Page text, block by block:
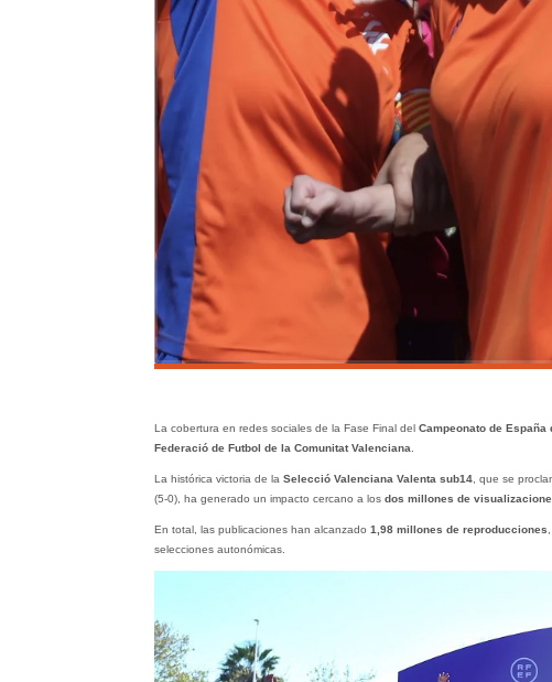
La cobertura en redes sociales de la Fase Final del Campeonato de
Federació de Futbol de la Comunitat Valenciana
La histórica victoria de la Selecció Valenciana Valenta sub14, que se
(5-0), ha generado un impacto cercano a los dos millones de
En total, las publicaciones han alcanzado 1,98 millones de reproducciones
selecciones autonómicas.